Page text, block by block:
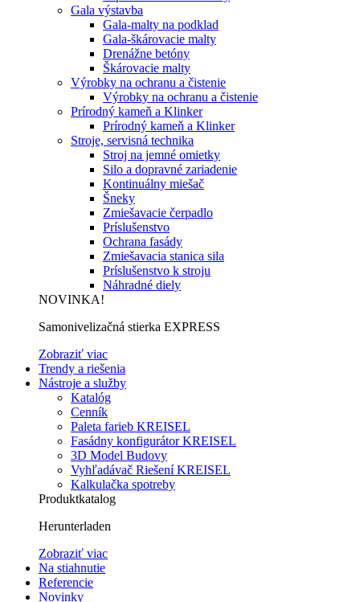
Gala výstavba
Gala-malty na podklad
Gala-škárovacie malty
Drenážne betóny
Škárovacie malty
Výrobky na ochranu a čistenie
Výrobky na ochranu a čistenie
Prírodný kameň a Klinker
Prírodný kameň a Klinker
Stroje, servisná technika
Stroj na jemné omietky
Silo a dopravné zariadenie
Kontinuálny miešač
Šneky
Zmiešavacie čerpadlo
Príslušenstvo
Ochrana fasády
Zmiešavacia stanica sila
Príslušenstvo k stroju
Náhradné diely
NOVINKA!
Samonivelizačná stierka EXPRESS
Zobraziť viac
Trendy a riešenia
Nástroje a služby
Katalóg
Cenník
Paleta farieb KREISEL
Fasádny konfigurátor KREISEL
3D Model Budovy
Vyhľadávač Riešení KREISEL
Kalkulačka spotreby
Produktkatalog
Herunterladen
Zobraziť viac
Na stiahnutie
Referencie
Novinky